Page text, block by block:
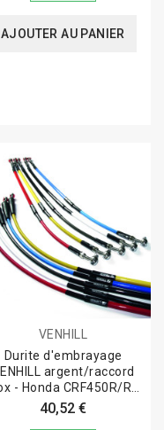
AJOUTER AU PANIER
VENHILL
Durite d'embrayage
argent/raccord
- Honda CRF450R/RX
17-20
40,52 €